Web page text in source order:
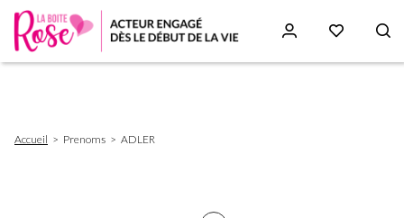
d'Ariane
Accueil Prenoms ADLER